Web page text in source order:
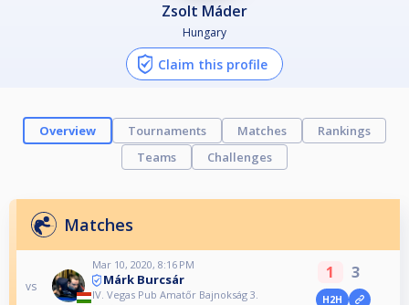
Zsolt Máder
Hungary
Claim this profile
Overview Tournaments Matches
Rankings
Teams
Challenges
Matches
vs
Mar 10, 2020, 8:16 PM
Márk Burcsár
IV. Vegas Pub Amatőr Bajnokság 3.
1 3
H2H